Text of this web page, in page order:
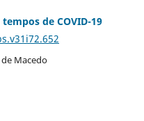
de COVID-19
Macedo